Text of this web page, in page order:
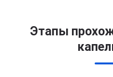
Этапы